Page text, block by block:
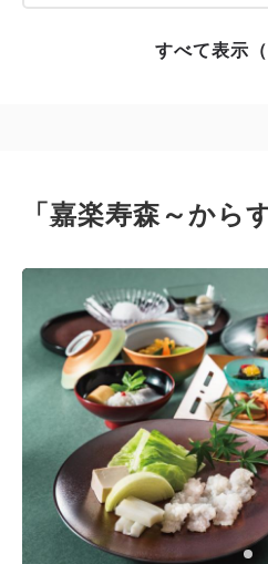
空き状況
空き
すべて表示（
「嘉楽寿森～から